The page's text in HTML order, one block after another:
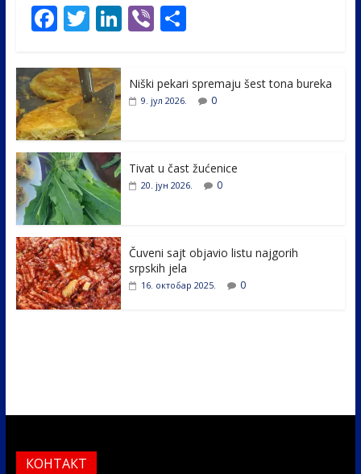
F
e
b
o
o
k
T
itt
er
Li
e
Vi
er
S
e
Niški pekari spremaju šest tona bureka
9. јул 2026. 0
Tivat u čast žućenice
20. јун 2026. 0
Čuveni sajt objavio listu najgorih
srpskih jela
16. октобар 2025. 0
КОНТАКТ